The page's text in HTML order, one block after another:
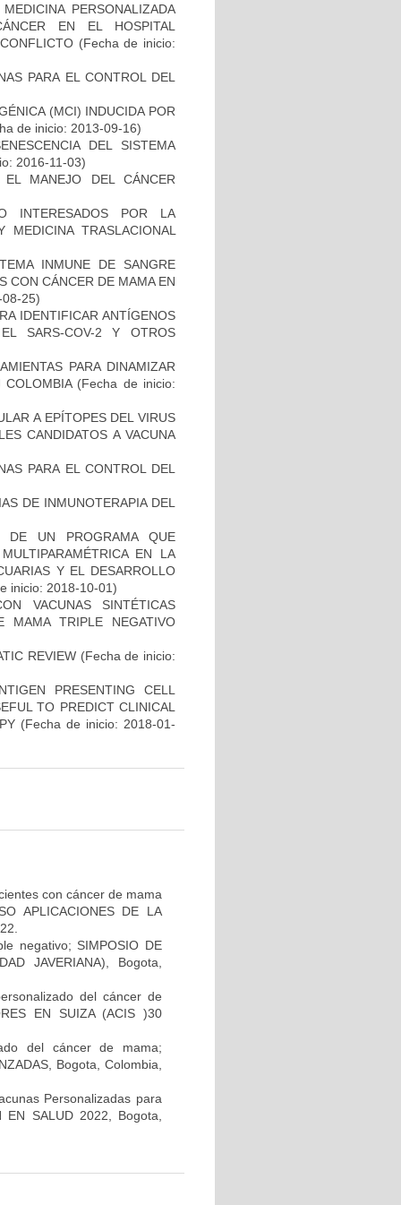
PERSONALIZADA
EN EL HOSPITAL
(Fecha de inicio:
PARA EL CONTROL DEL
(MCI) INDUCIDA POR
de inicio: 2013-09-16)
DEL SISTEMA
2016-11-03)
EL MANEJO DEL CÁNCER
INTERESADOS POR LA
TRASLACIONAL
INMUNE DE SANGRE
CON CÁNCER DE MAMA EN
25)
IDENTIFICAR ANTÍGENOS
SARS-COV-2 Y OTROS
PARA DINAMIZAR
COLOMBIA(Fecha de inicio:
A EPÍTOPES DEL VIRUS
CANDIDATOS A VACUNA
PARA EL CONTROL DEL
DE INMUNOTERAPIA DEL
DE UN PROGRAMA QUE
EN LA
Y EL DESARROLLO
inicio: 2018-10-01)
VACUNAS SINTÉTICAS
MAMA TRIPLE NEGATIVO
REVIEW (Fecha de inicio:
PRESENTING CELL
TO PREDICT CLINICAL
(Fecha de inicio: 2018-01-
con cáncer de mama
APLICACIONES DE LA
negativo; SIMPOSIO DE
JAVERIANA), Bogota,
del cáncer de
EN SUIZA (ACIS )30
del cáncer de mama;
Bogota, Colombia,
Personalizadas para
SALUD 2022, Bogota,